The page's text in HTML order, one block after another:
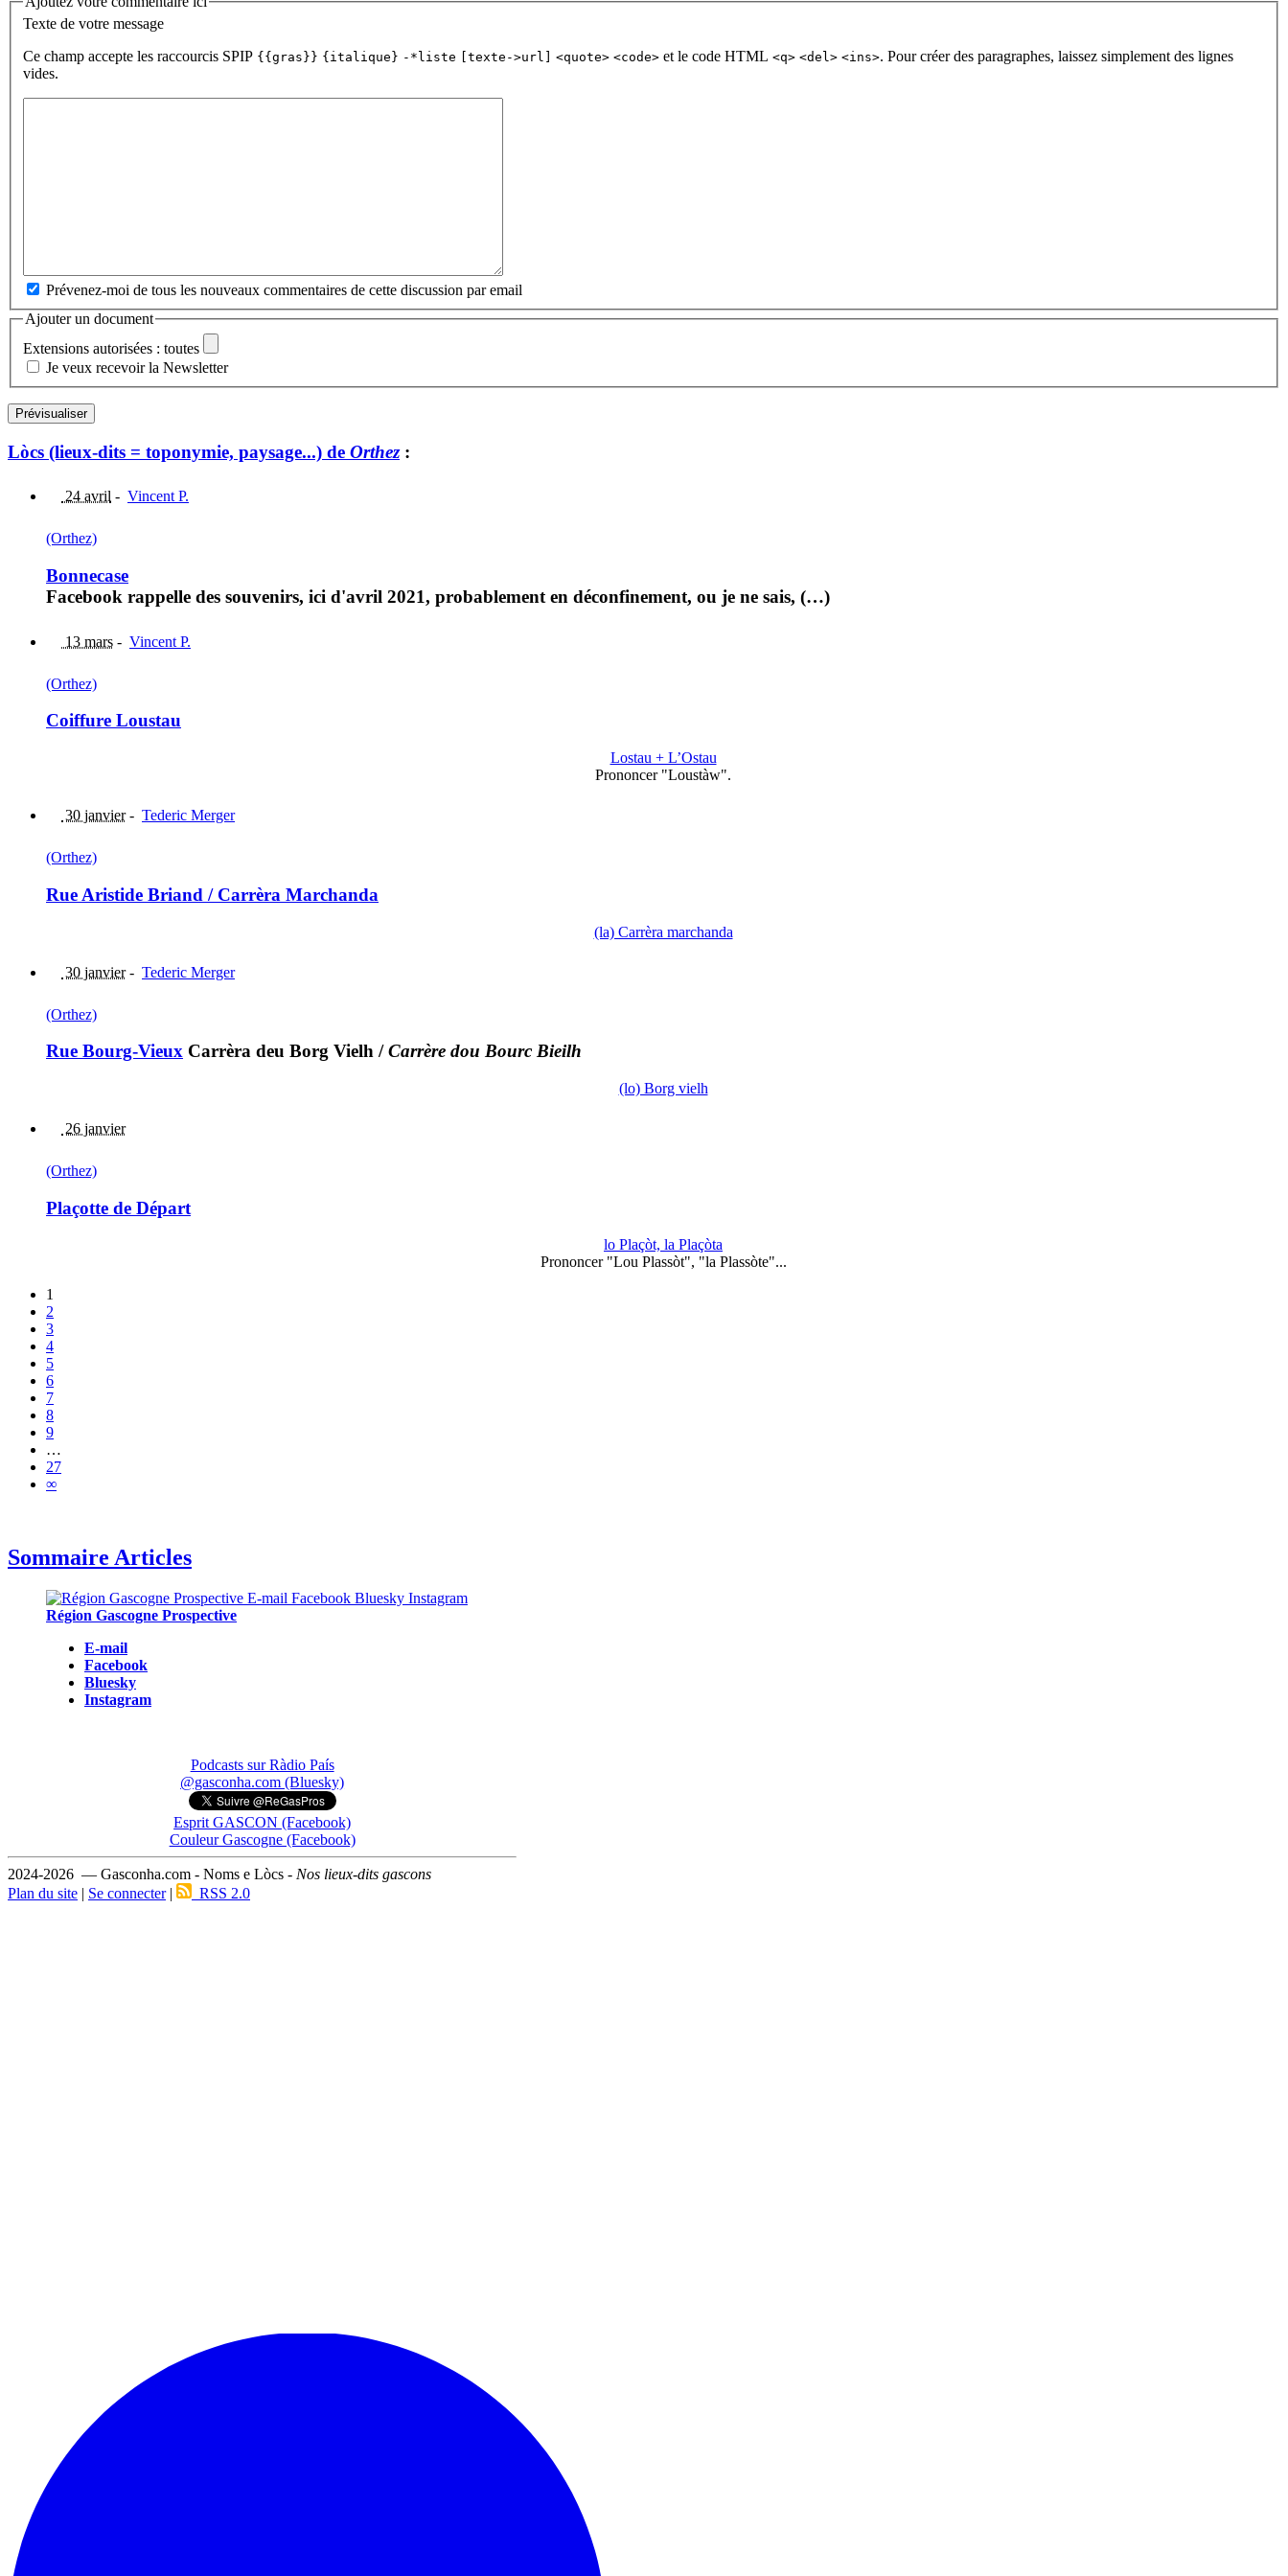
Texte de votre message
Ce champ accepte les raccourcis SPIP {{gras}} {italique} -*liste [texte->url] <quote> <code> et le code HTML <q> <del> <ins>. Pour créer des paragraphes, laissez simplement des lignes
vides.
Prévenez-moi de tous les nouveaux commentaires de cette discussion par email
Ajouter un document
Extensions autorisées : toutes
Je veux recevoir la Newsletter
Lòcs (lieux-dits = toponymie, paysage...) de Orthez:
24 avril - Vincent P.
(Orthez)
Bonnecase
Facebook rappelle des souvenirs, ici d'avril 2021, probablement en déconfinement, ou je ne sais, (…)
13 mars - Vincent P.
(Orthez)
Coiffure Loustau
Lostau + L’Ostau
Prononcer "Loustàw".
30 janvier- Tederic Merger
(Orthez)
Rue Aristide Briand / Carrèra Marchanda
(la) Carrèra marchanda
30 janvier- Tederic Merger
(Orthez)
Rue Bourg-Vieux Carrèra deu Borg Vielh /Carrère dou Bourc Bieilh
(lo) Borg vielh
26 janvier
(Orthez)
Plaçotte de Départ
lo Plaçòt, la Plaçòta
Prononcer "Lou Plassòt", "la Plassòte"...
1
2
3
4
5
6
7
8
9
…
27
∞
Sommaire Articles
Région Gascogne Prospective
E-mail
Facebook
Bluesky
Instagram
Podcasts sur Ràdio País
@gasconha.com (Bluesky)
Esprit GASCON (Facebook)
Couleur Gascogne (Facebook)
2024-2026 — Gasconha.com - Noms e Lòcs - Nos lieux-dits gascons
Plan du site | Se connecter| RSS 2.0